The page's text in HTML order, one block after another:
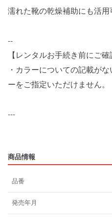
濡れた靴の乾燥補助にも活用
--
【レンタルお手続き前にご確
・カラーについての記載が
ーをご指定いただけません。
---
商品情報
品番
発売年月